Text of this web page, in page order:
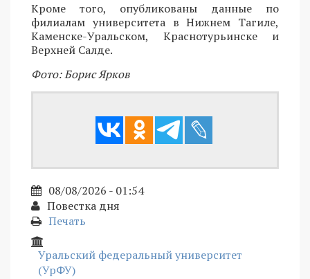
Кроме того, опубликованы данные по
филиалам университета в Нижнем Тагиле,
Каменске-Уральском, Краснотурьинске и
Верхней Салде.
Фото: Борис Ярков
08/08/2026 - 01:54
Повестка дня
Печать
Уральский федеральный университет
(УрФУ)